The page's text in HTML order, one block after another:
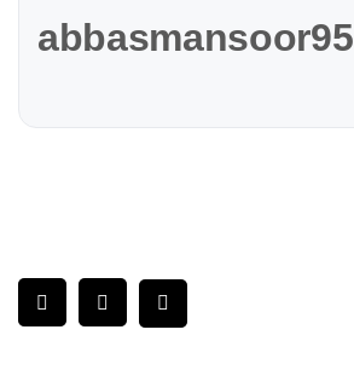
abbasmansoor95